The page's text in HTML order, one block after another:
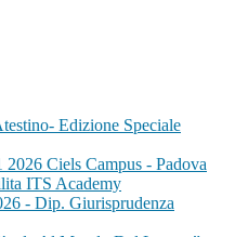
Edizione Speciale
Ciels Campus - Padova
ITS Academy
- Dip. Giurisprudenza